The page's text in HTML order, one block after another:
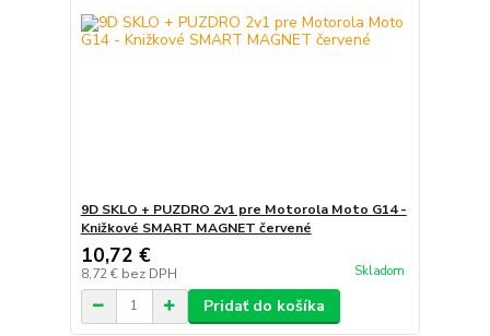
9D SKLO + PUZDRO 2v1 pre Motorola Moto G14 -
Knižkové SMART MAGNET červené
10,72 €
8,72 € bez DPH Skladom
Pridať do košíka